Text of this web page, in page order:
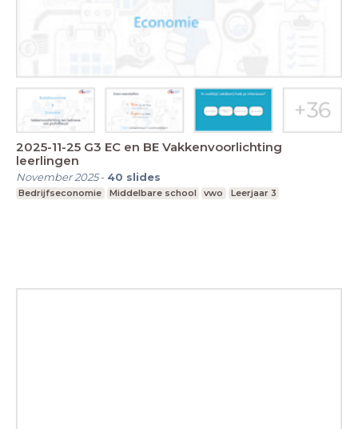
2025-11-25 G3 EC en BE Vakkenvoorlichting
leerlingen
November 2025- 40 slides
Bedrijfseconomie Middelbare school vwo Leerjaar 3